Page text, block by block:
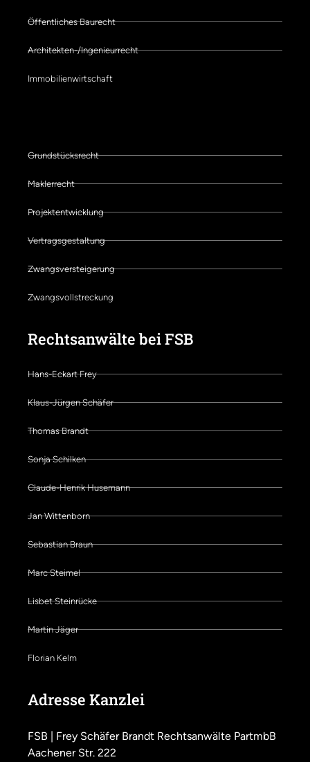
Öffentliches Baurecht
Architekten-/Ingenieurrecht
Immobilienwirtschaft
Grundstücksrecht
Maklerrecht
Projektentwicklung
Vertragsgestaltung
Zwangsversteigerung
Zwangsvollstreckung
Rechtsanwälte bei FSB
Hans-Eckart Frey
Klaus-Jürgen Schäfer
Thomas Brandt
Sonja Schilken
Claude-Henrik Husemann
Jan Wittenborn
Sebastian Braun
Marc Steimel
Lisbet Steinrücke
Martin Jäger
Florian Kelm
Adresse Kanzlei
FSB | Frey Schäfer Brandt Rechtsanwälte PartmbB
Aachener Str. 222